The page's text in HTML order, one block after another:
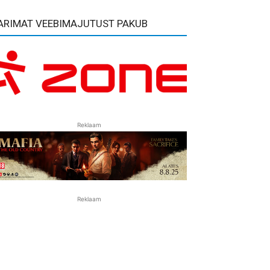
VEEBIMAJUTUST PAKUB
Reklaam
Reklaam